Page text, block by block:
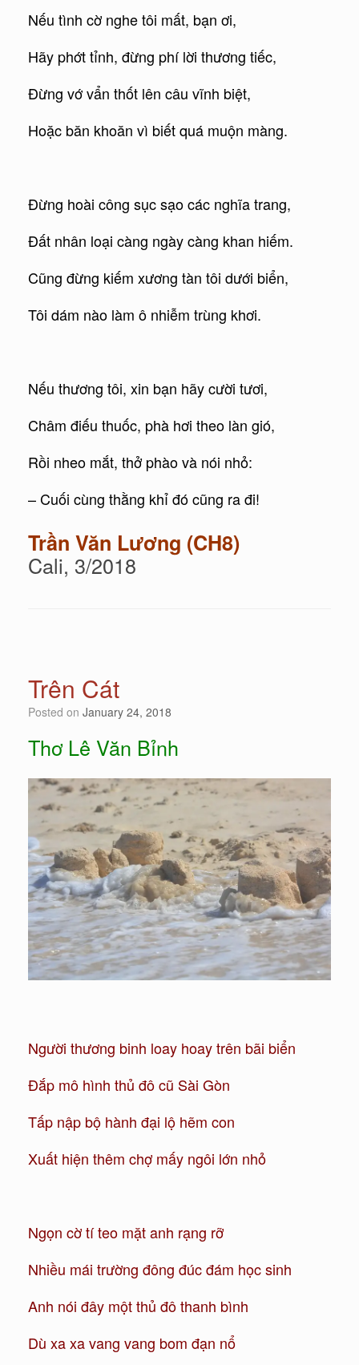
Nếu tình cờ nghe tôi mất, bạn ơi,
Hãy phớt tỉnh, đừng phí lời thương tiếc,
Đừng vớ vẩn thốt lên câu vĩnh biệt,
Hoặc băn khoăn vì biết quá muộn màng.
Đừng hoài công sục sạo các nghĩa trang,
Đất nhân loại càng ngày càng khan hiếm.
Cũng đừng kiếm xương tàn tôi dưới biển,
Tôi dám nào làm ô nhiễm trùng khơi.
Nếu thương tôi, xin bạn hãy cười tươi,
Châm điếu thuốc, phà hơi theo làn gió,
Rồi nheo mắt, thở phào và nói nhỏ:
– Cuối cùng thằng khỉ đó cũng ra đi!
Trần Văn Lương (CH8)
Cali, 3/2018
Trên Cát
Posted on January 24, 2018
Thơ Lê Văn Bỉnh
Người thương binh loay hoay trên bãi biển
Đắp mô hình thủ đô cũ Sài Gòn
Tấp nập bộ hành đại lộ hẽm con
Xuất hiện thêm chợ mấy ngôi lớn nhỏ
Ngọn cờ tí teo mặt anh rạng rỡ
Nhiều mái trường đông đúc đám học sinh
Anh nói đây một thủ đô thanh bình
Dù xa xa vang vang bom đạn nổ